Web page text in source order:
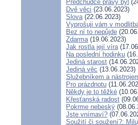
Předchůdce pravý byl
Dvě věci (23.06.2023)
Slova(22.06.2023)
Vyprošuji vám v
Bez ní to nepůjde
Zdarma(19.06.2023)
Jak rostla její víra
Na poslední hodinku
Jediná starost
Jediná věc (13.06.2023)
Služebníkem a
Pro prázdnotu
Někdy je to těžké
Křesťanská radost
Pokrme nebeský
Jste vnímaví?
Soužití či soužení?: